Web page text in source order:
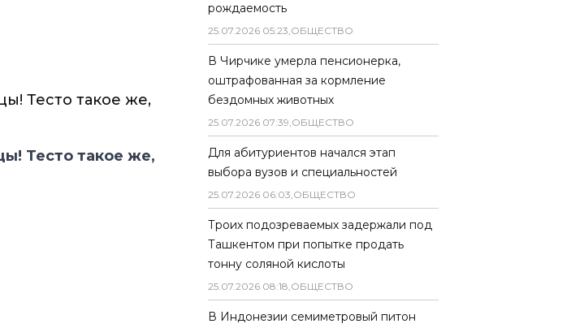
Тесто такое же,
Тесто такое же,
рождаемость
25.07.2026 05:23,ОБЩЕСТВО
В Чирчике умерла пенсионерка,
оштрафованная за кормление
бездомных животных
25.07.2026 07:39,ОБЩЕСТВО
Для абитуриентов начался этап
выбора вузов и специальностей
25.07.2026 06:03,ОБЩЕСТВО
Троих подозреваемых задержали под
Ташкентом при попытке продать
тонну соляной кислоты
25.07.2026 08:18,ОБЩЕСТВО
В Индонезии семиметровый питон